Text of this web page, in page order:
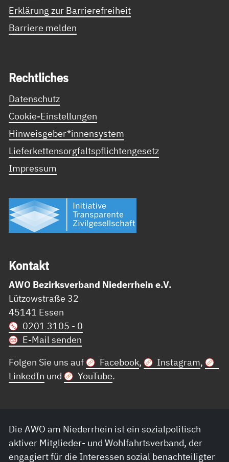
Erklärung zur Barrierefreiheit
Barriere melden
Recht­li­ches
Datenschutz
Cookie-Einstellungen
Hinweisgeber*innensystem
Lieferkettensorgfaltspflichtengesetz
Impressum
Kon­takt
AWO Bezirksverband Niederrhein e.V.
Lützowstraße 32
45141 Essen
0201 3105 - 0
E-Mail senden
Folgen Sie uns auf
Facebook, Instagram,
LinkedIn und YouTube.
Die AWO am Niederrhein ist ein sozialpolitisch
aktiver Mitglieder- und Wohlfahrtsverband, der
engagiert für die Interessen sozial benachteiligter